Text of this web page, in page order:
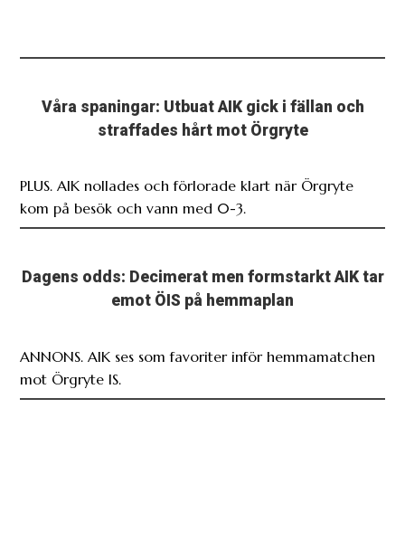
Våra spaningar: Utbuat AIK gick i fällan och
straffades hårt mot Örgryte
PLUS. AIK nollades och förlorade klart när Örgryte
kom på besök och vann med 0-3.
Dagens odds: Decimerat men formstarkt AIK tar
emot ÖIS på hemmaplan
ANNONS. AIK ses som favoriter inför hemmamatchen
mot Örgryte IS.